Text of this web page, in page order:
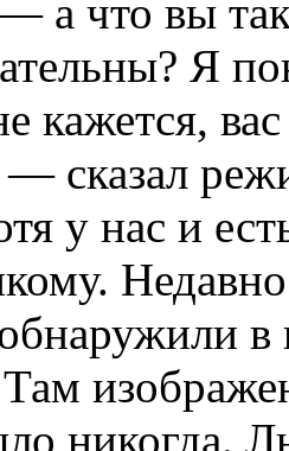
а что вы
Я
кажется,
сказал
у нас и
никогда.